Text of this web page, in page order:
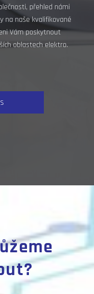
přehled námi
na naše kvalifikované
Vám poskytnout
oblastech elektro.